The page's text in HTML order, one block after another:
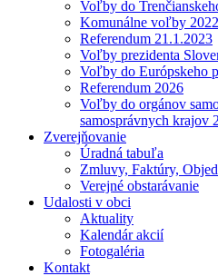
Voľby do
Komunálne voľby 2022
Referendum 21.1.2023
Voľby prezidenta
Voľby do Európskeho
Referendum 2026
Voľby do orgánov
samosprávnych krajov
Zverejňovanie
Úradná tabuľa
Zmluvy, Faktúry,
Verejné obstarávanie
Udalosti v obci
Aktuality
Kalendár akcií
Fotogaléria
Kontakt